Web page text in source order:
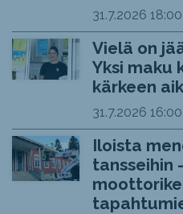
31.7.2026 18:00
Vielä on
Yksi maku
kärkeen
31.7.2026 16:00
Iloista
tansseihin